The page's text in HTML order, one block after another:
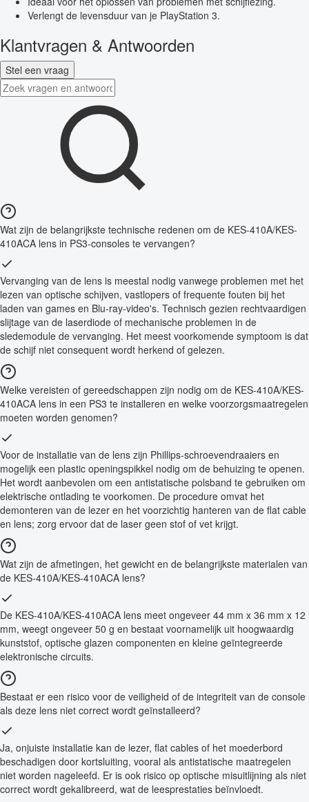
Verlengt de levensduur van je PlayStation 3.
Klantvragen & Antwoorden
Stel een vraag
Wat zijn de belangrijkste technische redenen om de KES-410A/KES-
410ACA lens in PS3-consoles te vervangen?
Vervanging van de lens is meestal nodig vanwege problemen met het
lezen van optische schijven, vastlopers of frequente fouten bij het
laden van games en Blu-ray-video's. Technisch gezien rechtvaardigen
slijtage van de laserdiode of mechanische problemen in de
sledemodule de vervanging. Het meest voorkomende symptoom is dat
de schijf niet consequent wordt herkend of gelezen.
Welke vereisten of gereedschappen zijn nodig om de KES-410A/KES-
410ACA lens in een PS3 te installeren en welke voorzorgsmaatregelen
moeten worden genomen?
Voor de installatie van de lens zijn Phillips-schroevendraaiers en
mogelijk een plastic openingspikkel nodig om de behuizing te openen.
Het wordt aanbevolen om een antistatische polsband te gebruiken om
elektrische ontlading te voorkomen. De procedure omvat het
demonteren van de lezer en het voorzichtig hanteren van de flat cable
en lens; zorg ervoor dat de laser geen stof of vet krijgt.
Wat zijn de afmetingen, het gewicht en de belangrijkste materialen van
de KES-410A/KES-410ACA lens?
De KES-410A/KES-410ACA lens meet ongeveer 44 mm x 36 mm x 12
mm, weegt ongeveer 50 g en bestaat voornamelijk uit hoogwaardig
kunststof, optische glazen componenten en kleine geïntegreerde
elektronische circuits.
Bestaat er een risico voor de veiligheid of de integriteit van de console
als deze lens niet correct wordt geïnstalleerd?
Ja, onjuiste installatie kan de lezer, flat cables of het moederbord
beschadigen door kortsluiting, vooral als antistatische maatregelen
niet worden nageleefd. Er is ook risico op optische misuitlijning als niet
correct wordt gekalibreerd, wat de leesprestaties beïnvloedt.